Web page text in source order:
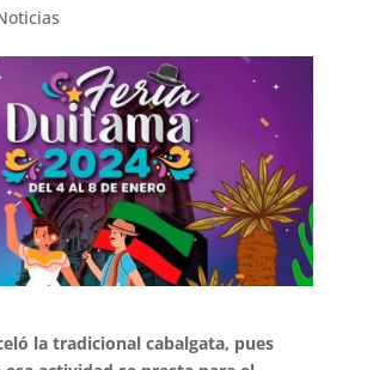
la tradicional cabalgata, pues